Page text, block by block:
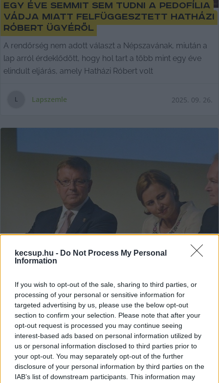
kecsup.hu - Do Not Process My Personal
Information
If you wish to opt-out of the sale, sharing to third parties, or
processing of your personal or sensitive information for
targeted advertising by us, please use the below opt-out
section to confirm your selection. Please note that after your
opt-out request is processed you may continue seeing
interest-based ads based on personal information utilized by
us or personal information disclosed to third parties prior to
your opt-out. You may separately opt-out of the further
disclosure of your personal information by third parties on the
IAB’s list of downstream participants. This information may
Egy éve semmit sem tudni a pedofília
vádja miatt felfüggesztett Hatházi
Róbert ügyéről
A rendőrség nem adott választ a Népszavának, miután a
lap arról érdeklődött, hogy hol tart a több mint egy éve
elindult eljárás, amely Hatházi Róbert volt
L Lapszemle 2025. 09. 26.
jegybanki vagyonvesztésből
Az Állami Számvevőszék szerint a nemzeti bank
alapítványának vagyonát kezelő cég kockáztatta a rábízott
vagyont, amikor több százmilliárd forintot
BZ Bajáki Zsanett 2025. 03. 20.